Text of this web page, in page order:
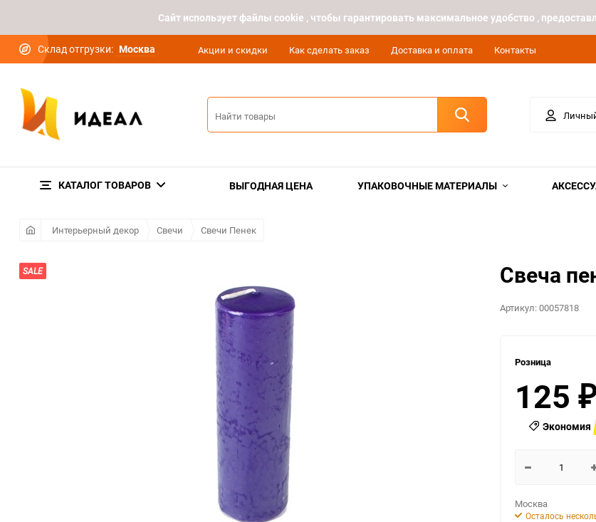
Cайт использует файлы cookie , чтобы гарантировать максимальное удобство ,
Склад отгрузки: Москва Акции и скидки Как сделать заказ Доставка и оплата Контакты
КАТАЛОГ ТОВАРОВ ВЫГОДНАЯ ЦЕНА УПАКОВОЧНЫЕ МАТЕРИАЛЫ
Интерьерный декор Свечи Свечи Пенек
SALE Свеча
Артикул:00057818
Розница
125 ₽
Экономия
Москва
Осталось